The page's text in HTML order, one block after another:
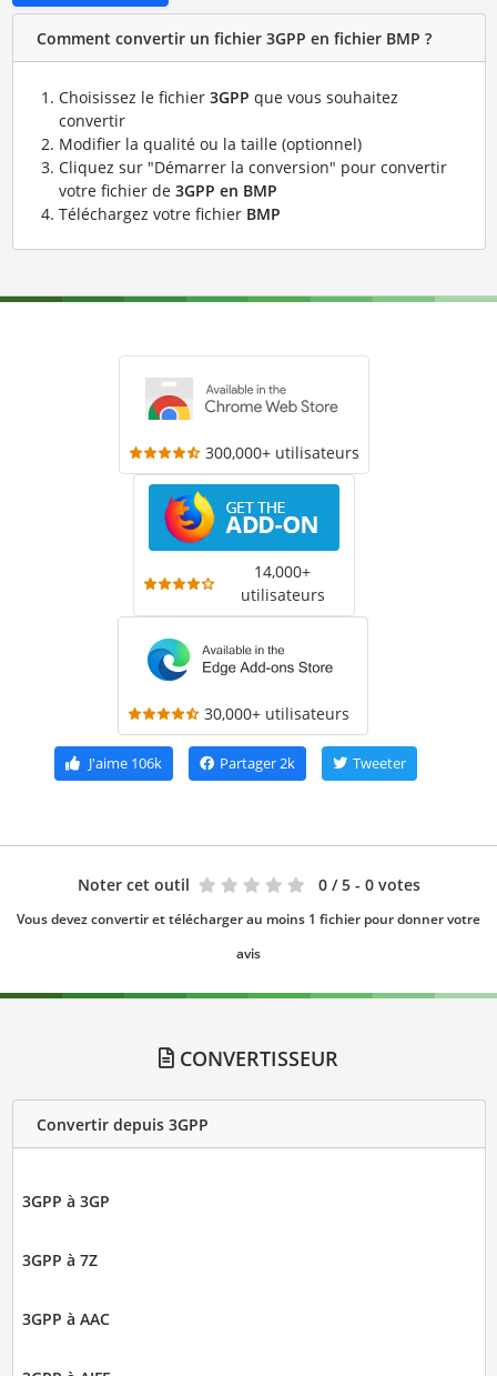
Comment convertir un fichier 3GPP en fichier BMP ?
Choisissez le fichier 3GPP que vous souhaitez
convertir
Modifier la qualité ou la taille (optionnel)
Cliquez sur "Démarrer la conversion" pour convertir
votre fichier de 3GPP en BMP
Téléchargez votre fichier BMP
300,000+ utilisateurs
14,000+
utilisateurs
30,000+ utilisateurs
J'aime106k Partager2k Tweeter
Noter cet outil 0 / 5 - 0 votes
Vous devez convertir et télécharger au moins 1 fichier pour donner votre
avis
CONVERTISSEUR
Convertir depuis 3GPP
3GPP à 3GP
3GPP à 7Z
3GPP à AAC